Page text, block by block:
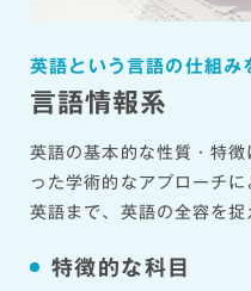
英語という言語の仕組み
言語情報系
英語の基本的な性質・特
った学術的なアプローチ
英語まで、英語の全容を捉
特徴的な科目